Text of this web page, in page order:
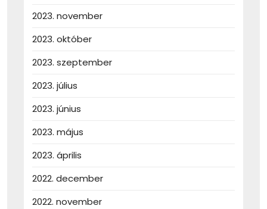
2023. november
2023. október
2023. szeptember
2023. július
2023. június
2023. május
2023. április
2022. december
2022. november